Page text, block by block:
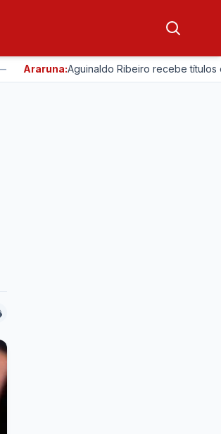
Araruna:Aguinaldo Ribeiro recebe títulos de